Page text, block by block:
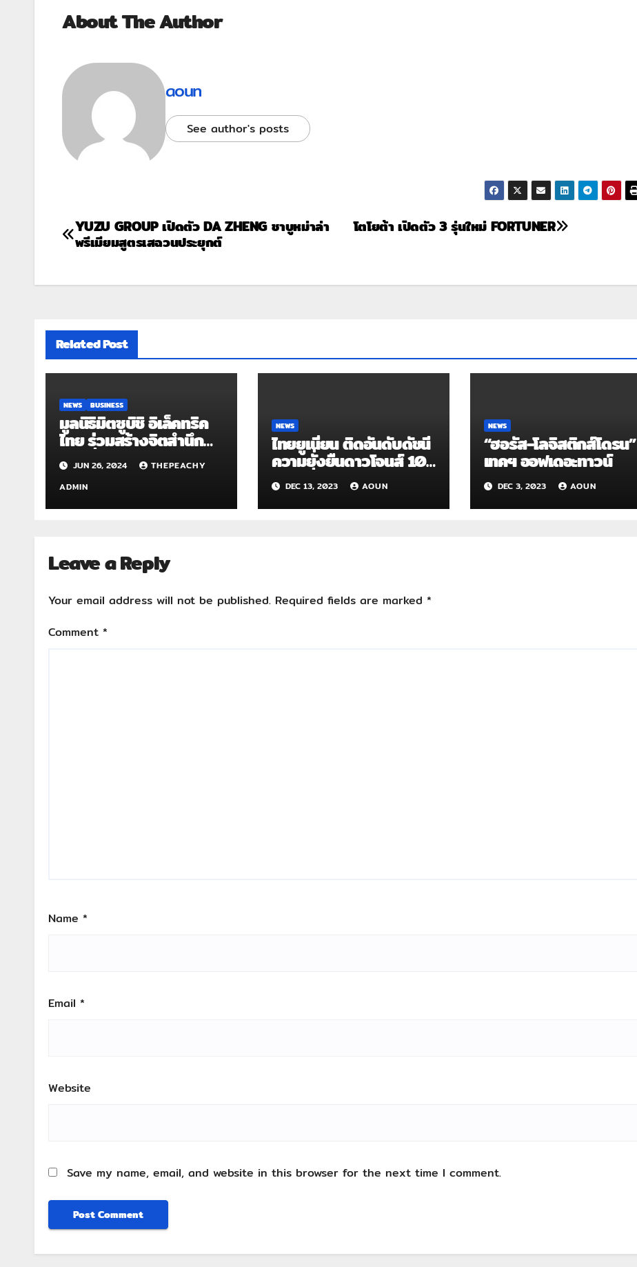
About The Author
aoun
See author's posts
โตโยต้า เปิดตัว 3 รุ่นใหม่ ​FORTUNER
YUZU GROUP เปิดตัว DA ZHENG ชาบูหม่าล่า
พรีเมียมสูตรเสฉวนประยุกต์
Related Post
NEWS BUSINESS
มูลนิธิมิตซูบิชิ อิเล็คทริค
ไทย ร่วมสร้างจิตสำนึก
รักษ์สิ่งแวดล้อม
JUN 26, 2024
THEPEACHY
ADMIN
NEWS
ไทยยูเนี่ยน ติดอันดับดัชนี
ความยั่งยืนดาวโจนส์ 10
ปีต่อเนื่อง
DEC 13, 2023 AOUN
NEWS
“ฮอรัส-โลจิสติกส์โดรน”
เทคฯ ออฟเดอะทาวน์
DEC 3, 2023 AOUN
Leave a Reply
Your email address will not be published. Required fields are marked *
Comment *
Name *
Email *
Website
Save my name, email, and website in this browser for the next time I comment.